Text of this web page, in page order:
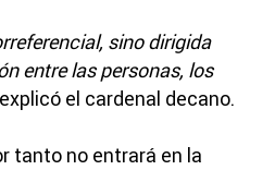
sino dirigida
entre las personas, los
el cardenal decano.
tanto no entrará en la